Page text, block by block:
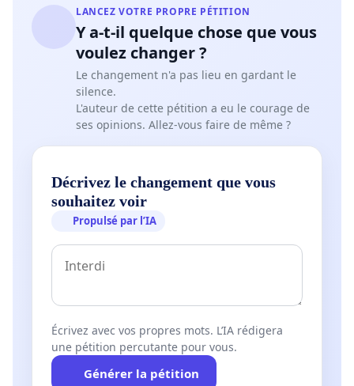
LANCEZ VOTRE PROPRE PÉTITION
Y a-t-il quelque chose que vous
voulez changer ?
Le changement n'a pas lieu en gardant le
silence.
L'auteur de cette pétition a eu le courage de
ses opinions. Allez-vous faire de même ?
Décrivez le changement que vous
souhaitez voir
Propulsé par l’IA
Écrivez avec vos propres mots. L’IA rédigera
une pétition percutante pour vous.
Générer la pétition